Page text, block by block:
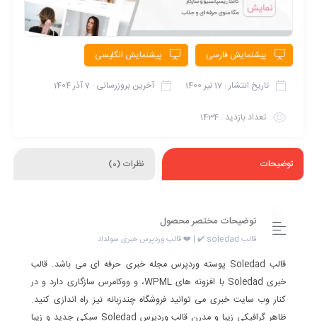
پیشنمایش فارسی پیشنمایش انگلیسی
تاریخ انتشار : 17 تیر 1400 آخرین بروزرسانی : 7 آذر 1404
تعداد بازدید : 1434
توضیحات نظرات (0)
توضیحات مختصر محصول
قالب soledad ✔️ | ❤️ قالب وردپرس خبری سولداد
قالب Soledad پوسته وردپرس مجله خبری حرفه ای می باشد. قالب
خبری Soledad با افزونه های WPML، و ووکامرس سازگاری دارد و در
کنار وب سایت خبری می توانید فروشگاه چندزبانه نیز راه اندازی کنید.
ظاهر گرافیکی زیبا و مدرن قالب وردپرس Soledad سبکی جدید و زیبا